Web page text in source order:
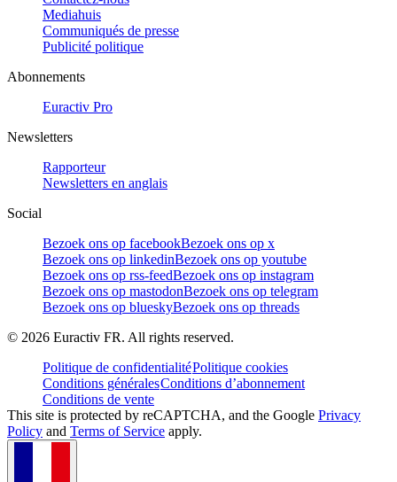
Mediahuis
Communiqués de presse
Publicité politique
Abonnements
Euractiv Pro
Newsletters
Rapporteur
Newsletters en anglais
Social
Bezoek ons op facebookBezoek ons op x
Bezoek ons op linkedinBezoek ons op youtube
Bezoek ons op rss-feedBezoek ons op instagram
Bezoek ons op mastodonBezoek ons op telegram
Bezoek ons op blueskyBezoek ons op threads
© 2026 Euractiv FR. All rights reserved.
Politique de confidentialitéPolitique cookies
Conditions généralesConditions d’abonnement
Conditions de vente
This site is protected by reCAPTCHA, and the Google Privacy
Policy and Terms of Service apply.